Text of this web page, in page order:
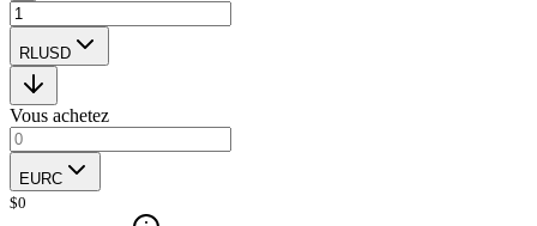
RLUSD
Vous achetez
EURC
$0